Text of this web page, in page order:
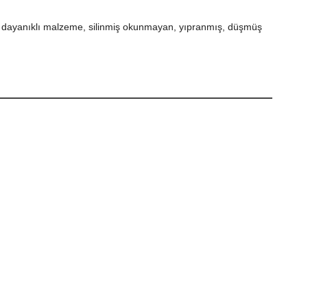
malzeme, silinmiş okunmayan, yıpranmış, düşmüş